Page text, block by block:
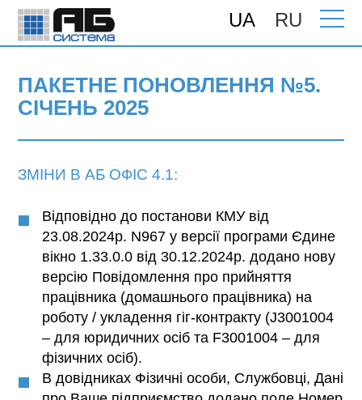
UA RU
Головна>Підтримка>Поновлення>
ПАКЕТНЕ ПОНОВЛЕННЯ №5.
СІЧЕНЬ 2025
ЗМІНИ В АБ ОФІС 4.1:
Відповідно до постанови КМУ від
23.08.2024р. N967 у версії програми Єдине
вікно 1.33.0.0 від 30.12.2024р. додано нову
версію Повідомлення про прийняття
працівника (домашнього працівника) на
роботу / укладення гіг-контракту (J3001004
– для юридичних осіб та F3001004 – для
фізичних осіб).
В довідниках Фізичні особи, Службовці, Дані